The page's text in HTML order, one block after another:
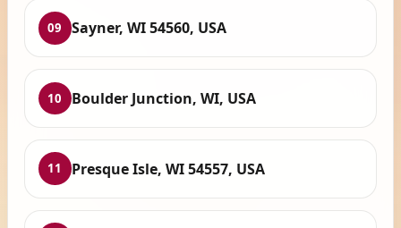
09 Sayner, WI 54560, USA
10 Boulder Junction, WI, USA
11 Presque Isle, WI 54557, USA